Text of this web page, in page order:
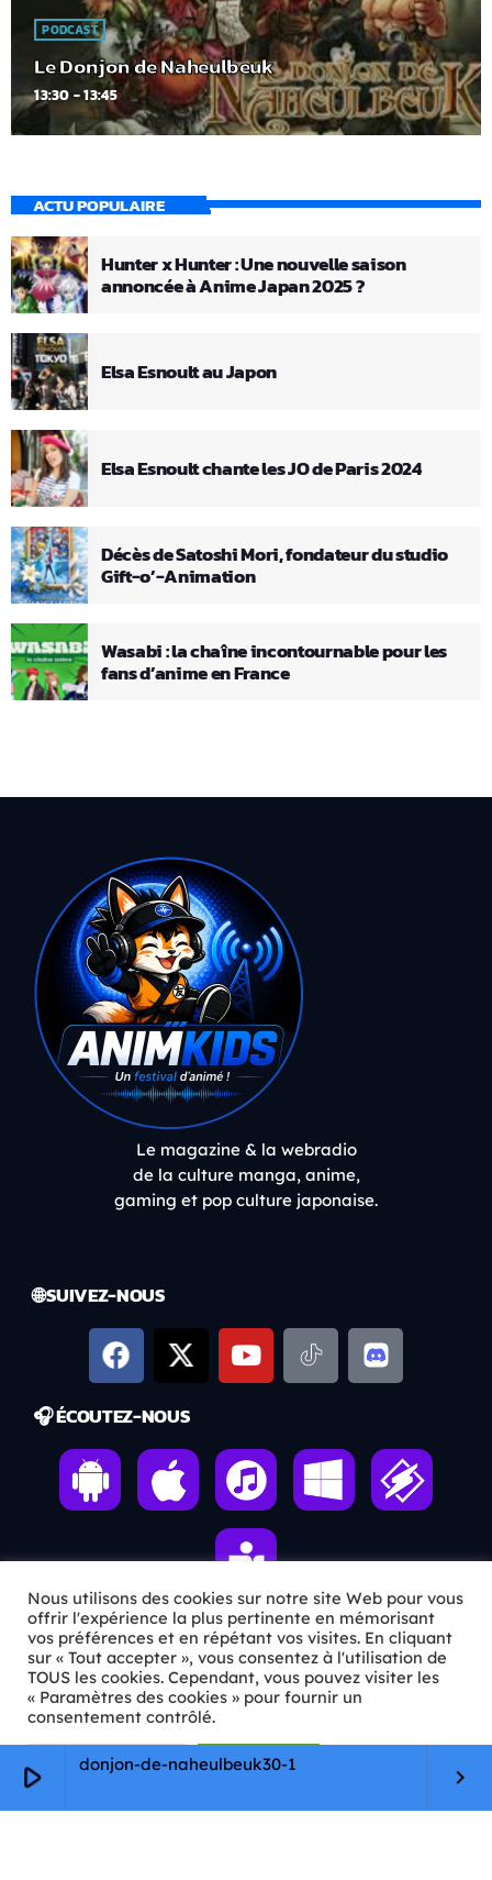
play_arrow donjon-de-naheulbeuk30-1
keyboard_arrow_right
PODCAST
Le Donjon de Naheulbeuk
13:30 - 13:45
ACTU POPULAIRE
Hunter x Hunter : Une nouvelle saison
annoncée à Anime Japan 2025 ?
Elsa Esnoult au Japon
Elsa Esnoult chante les JO de Paris 2024
Décès de Satoshi Mori, fondateur du studio
Gift-o’-Animation
Wasabi : la chaîne incontournable pour les
fans d’anime en France
Le magazine & la webradio
de la culture manga, anime,
gaming et pop culture japonaise.
🌐 SUIVEZ-NOUS
🎧 ÉCOUTEZ-NOUS
ℹ️ INFOS PRATIQUES
✉️Contact
🦊Qui sommes-nous ?
📄
Nous utilisons des cookies sur notre site Web pour vous
offrir l'expérience la plus pertinente en mémorisant
vos préférences et en répétant vos visites. En cliquant
sur « Tout accepter », vous consentez à l'utilisation de
TOUS les cookies. Cependant, vous pouvez visiter les
« Paramètres des cookies » pour fournir un
consentement contrôlé.
Paramètres Cookie Tout accepter